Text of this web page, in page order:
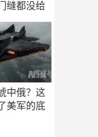
缝都没给
中俄？这
美军的底